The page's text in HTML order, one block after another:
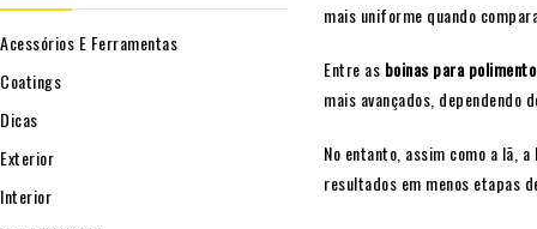
mais uniforme quando
Entre as boinas para
mais avançados,
No entanto, assim como a lã,
resultados em menos etapas
Acessórios E Ferramentas
Coatings
Dicas
Exterior
Interior